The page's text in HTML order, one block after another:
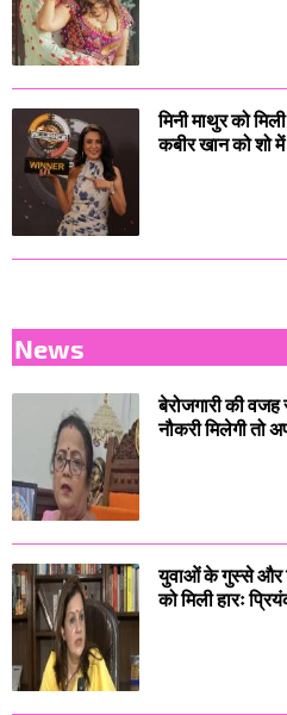
मिनी माथुर को
कबीर खान को शो
News
बेरोजगारी की वजह
नौकरी मिलेगी तो
युवाओं के गुस्से और
को मिली हारः